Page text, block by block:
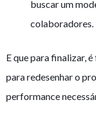
buscar um
colaboradores.
E que para finalizar,
para redesenhar o
performance